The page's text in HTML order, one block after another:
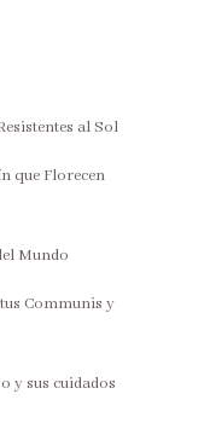
al Sol
que Florecen
Mundo
Communis y
y sus cuidados